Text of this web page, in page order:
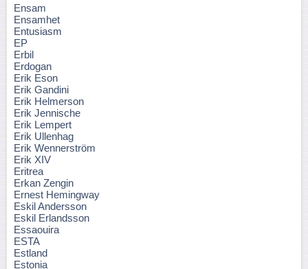
Ensam
Ensamhet
Entusiasm
EP
Erbil
Erdogan
Erik Eson
Erik Gandini
Erik Helmerson
Erik Jennische
Erik Lempert
Erik Ullenhag
Erik Wennerström
Erik XIV
Eritrea
Erkan Zengin
Ernest Hemingway
Eskil Andersson
Eskil Erlandsson
Essaouira
ESTA
Estland
Estonia